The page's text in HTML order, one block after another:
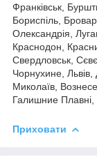
Франківськ,
Бориспіль,
Олександрія,
Краснодон,
Свердловськ,
Чорнухине,
Миколаїв,
Галишние Плавні,
Приховати